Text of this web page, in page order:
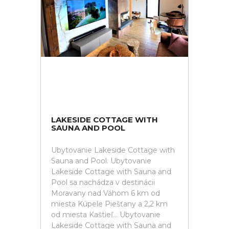
LAKESIDE COTTAGE WITH
SAUNA AND POOL
Ubytovanie Lakeside Cottage with
Sauna and Pool. Ubytovanie
Lakeside Cottage with Sauna and
Pool sa nachádza v destinácii
Moravany nad Váhom 6 km od
miesta Kúpele Piešťany a 2,2 km
od miesta Kaštieľ... Ubytovanie
Lakeside Cottage with Sauna and